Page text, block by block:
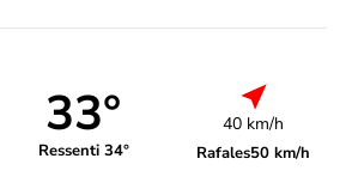
33°
Ressenti 34°
40 km/h
Rafales50 km/h